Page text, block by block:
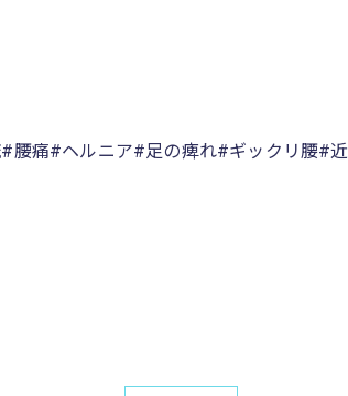
腰痛#ヘルニア#足の痺れ#ギックリ腰#